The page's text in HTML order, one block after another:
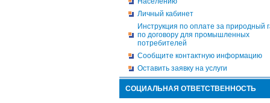
Личный кабинет
Инструкция по оплате за природный
по договору для промышленных
потребителей
Сообщите контактную информацию
Оставить заявку на услуги
СОЦИАЛЬНАЯ ОТВЕТСТВЕННОСТЬ